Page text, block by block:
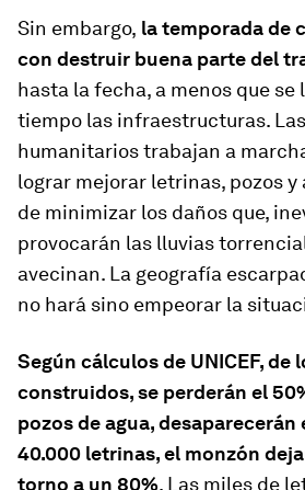
Sin embargo, la temporada de
con destruir buena parte del
hasta la fecha, a menos que se
tiempo las infraestructuras.
humanitarios trabajan a
lograr mejorar letrinas, pozos y
de minimizar los daños que,
provocarán las lluvias
avecinan. La geografía
no hará sino empeorar la
Según cálculos de UNICEF, de
construidos, se perderán el
pozos de agua, desaparecerán
40.000 letrinas, el monzón
torno a un 80%. Las miles de